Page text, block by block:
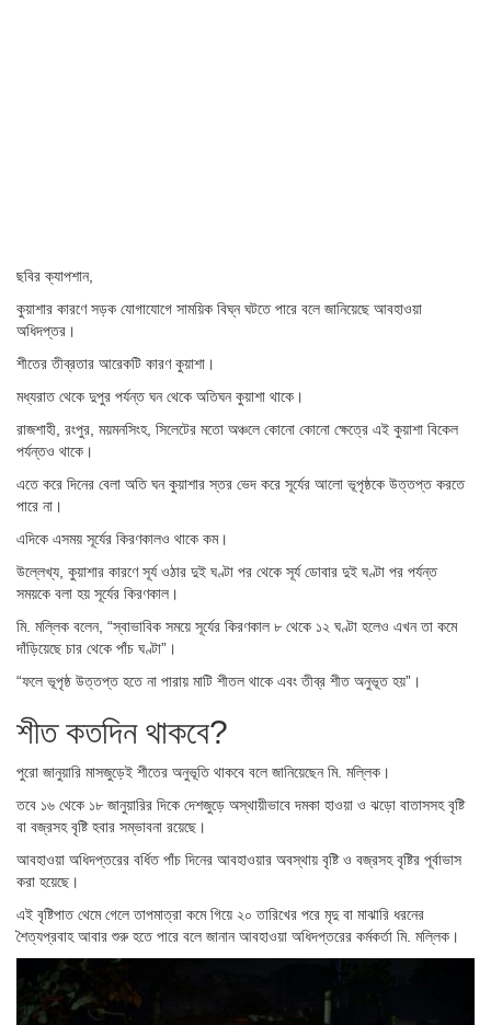
ছবির ক্যাপশান,
কুয়াশার কারণে সড়ক যোগাযোগে সাময়িক বিঘ্ন ঘটতে পারে বলে জানিয়েছে আবহাওয়া
অধিদপ্তর।
শীতের তীব্রতার আরেকটি কারণ কুয়াশা।
মধ্যরাত থেকে দুপুর পর্যন্ত ঘন থেকে অতিঘন কুয়াশা থাকে।
রাজশাহী, রংপুর, ময়মনসিংহ, সিলেটের মতো অঞ্চলে কোনো কোনো ক্ষেত্রে এই কুয়াশা বিকেল
পর্যন্তও থাকে।
এতে করে দিনের বেলা অতি ঘন কুয়াশার স্তর ভেদ করে সূর্যের আলো ভূপৃষ্ঠকে উত্তপ্ত করতে
পারে না।
এদিকে এসময় সূর্যের কিরণকালও থাকে কম।
উল্লেখ্য, কুয়াশার কারণে সূর্য ওঠার দুই ঘণ্টা পর থেকে সূর্য ডোবার দুই ঘণ্টা পর পর্যন্ত
সময়কে বলা হয় সূর্যের কিরণকাল।
মি. মল্লিক বলেন, “স্বাভাবিক সময়ে সূর্যের কিরণকাল ৮ থেকে ১২ ঘণ্টা হলেও এখন তা কমে
দাঁড়িয়েছে চার থেকে পাঁচ ঘণ্টা”।
“ফলে ভূপৃষ্ঠ উত্তপ্ত হতে না পারায় মাটি শীতল থাকে এবং তীব্র শীত অনুভূত হয়”।
শীত কতদিন থাকবে?
পুরো জানুয়ারি মাসজুড়েই শীতের অনুভূতি থাকবে বলে জানিয়েছেন মি. মল্লিক।
তবে ১৬ থেকে ১৮ জানুয়ারির দিকে দেশজুড়ে অস্থায়ীভাবে দমকা হাওয়া ও ঝড়ো বাতাসসহ বৃষ্টি
বা বজ্রসহ বৃষ্টি হবার সম্ভাবনা রয়েছে।
আবহাওয়া অধিদপ্তরের বর্ধিত পাঁচ দিনের আবহাওয়ার অবস্থায় বৃষ্টি ও বজ্রসহ বৃষ্টির পূর্বাভাস
করা হয়েছে।
এই বৃষ্টিপাত থেমে গেলে তাপমাত্রা কমে গিয়ে ২০ তারিখের পরে মৃদু বা মাঝারি ধরনের
শৈত্যপ্রবাহ আবার শুরু হতে পারে বলে জানান আবহাওয়া অধিদপ্তরের কর্মকর্তা মি. মল্লিক।